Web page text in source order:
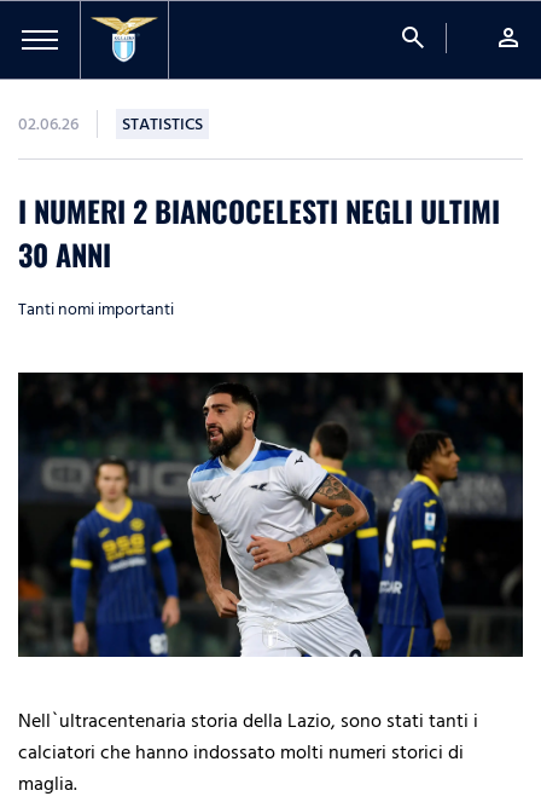
search person
02.06.26 STATISTICS
I NUMERI 2 BIANCOCELESTI NEGLI ULTIMI
30 ANNI
Tanti nomi importanti
Nell`ultracentenaria storia della Lazio, sono stati tanti i
calciatori che hanno indossato molti numeri storici di
maglia.